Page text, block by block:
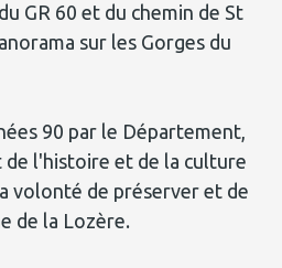
GR 60 et du chemin de St
sur les Gorges du
90 par le Département,
de l'histoire et de la culture
volonté de préserver et de
de la Lozère.